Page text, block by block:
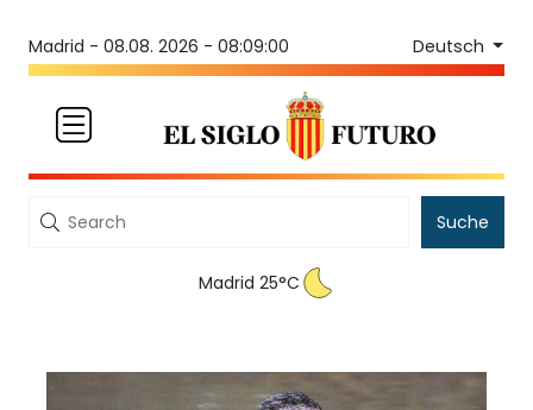
Madrid - 08.08. 2026 - 08:09:00 Deutsch
Suche
Madrid 25°C